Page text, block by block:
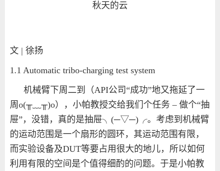
秋天的云
文 | 徐扬
1.1 Automatic tribo-charging test system
机械臂下周二到（API公司“成功”地又拖延了一
周 o(╥﹏╥)o），小帕教授交给我们个任务 – 做个“抽
屉” ，没错，真的是抽屉╮ (─▽─) ╭。考虑到机械臂
的运动范围是一个扇形的圆环，其运动范围有限，
而实验设备及DUT等要占用很大的地儿，所以如何
利用有限的空间是个值得细酌的问题。于是小帕教